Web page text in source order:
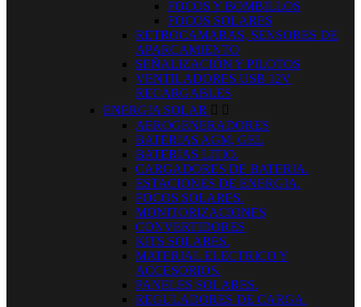
FOCOS Y BOMBILLOS
FOCOS SOLARES
RETROCAMARAS, SENSORES DE
APARCAMIENTO
SEÑALIZACIÓN Y PILOTOS
VENTILADORES USB 12V
RECARGABLES
ENERGIA SOLAR  
AEROGENERADORES
BATERIAS AGM, GEL
BATERIAS LITIO.
CARGADORES DE BATERIA.
ESTACIONES DE ENERGIA.
FOCOS SOLARES.
MONITORIZACIONES
CONVERTIDORES
KITS SOLARES.
MATERIAL ELECTRICO Y
ACCESORIOS.
PANELES SOLARES.
REGULADORES DE CARGA.